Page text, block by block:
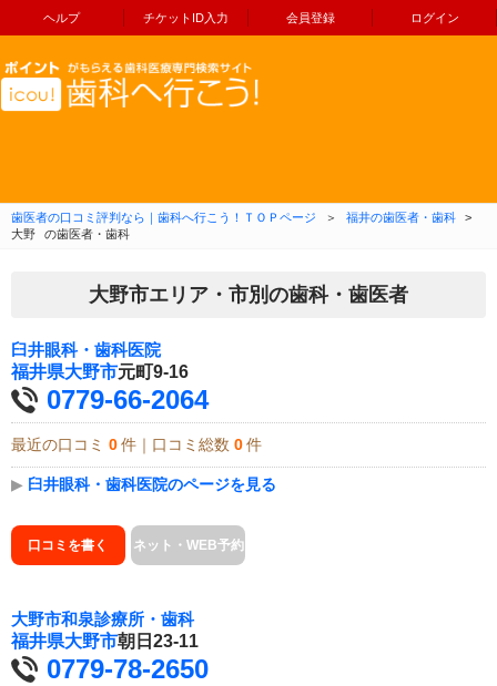
ヘルプ チケットID入力 会員登録 ログイン
コンテンツへ移動
歯医者の口コミ評判なら｜歯科へ行こう！ＴＯＰページ ＞ 福井の歯医者・歯科
>
大野
の歯医者・歯科
大野市エリア・市別の歯科・歯医者
臼井眼科・歯科医院
福井県大野市元町9-16
0779-66-2064
最近の口コミ 0 件｜口コミ総数 0 件
▶ 臼井眼科・歯科医院のページを見る
口コミを書く ネット・WEB予約
大野市和泉診療所・歯科
福井県大野市朝日23-11
0779-78-2650